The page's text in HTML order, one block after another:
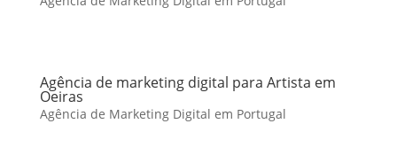
Agência de marketing digital para Artista em
Oeiras
Agência de Marketing Digital em Portugal